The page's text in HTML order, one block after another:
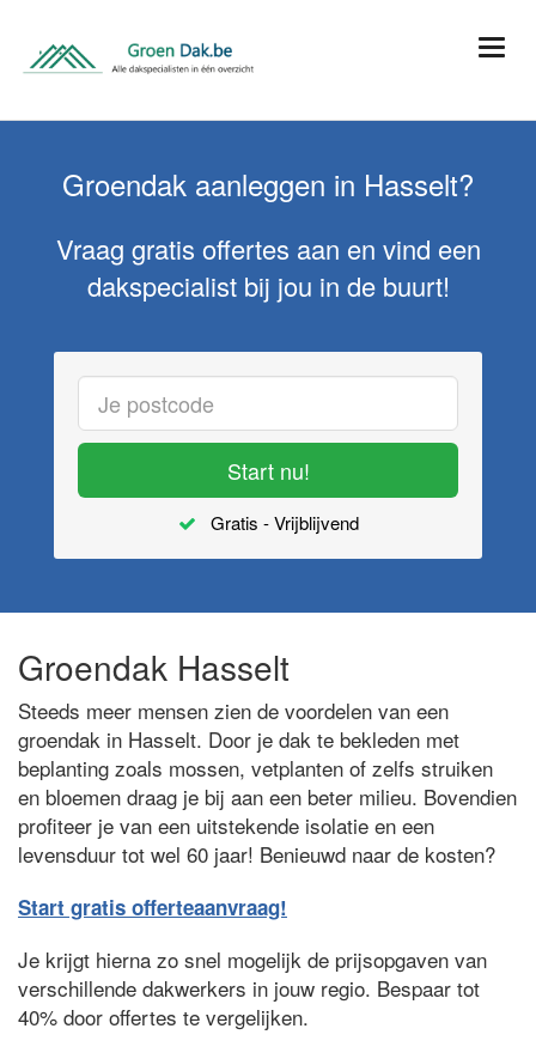
Groendak aanleggen in Hasselt?
Vraag gratis offertes aan en vind een
dakspecialist bij jou in de buurt!
Start nu!
Gratis - Vrijblijvend
Groendak Hasselt
Steeds meer mensen zien de voordelen van een
groendak in Hasselt. Door je dak te bekleden met
beplanting zoals mossen, vetplanten of zelfs struiken
en bloemen draag je bij aan een beter milieu. Bovendien
profiteer je van een uitstekende isolatie en een
levensduur tot wel 60 jaar! Benieuwd naar de kosten?
Start gratis offerteaanvraag!
Je krijgt hierna zo snel mogelijk de prijsopgaven van
verschillende dakwerkers in jouw regio. Bespaar tot
40% door offertes te vergelijken.